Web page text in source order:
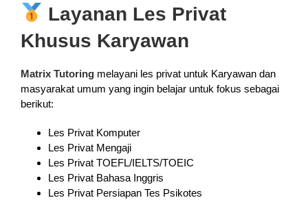
Layanan Les Privat
Khusus Karyawan
Matrix Tutoring melayani les privat untuk Karyawan dan
masyarakat umum yang ingin belajar untuk fokus sebagai
berikut:
Les Privat Komputer
Les Privat Mengaji
Les Privat TOEFL/IELTS/TOEIC
Les Privat Bahasa Inggris
Les Privat Persiapan Tes Psikotes